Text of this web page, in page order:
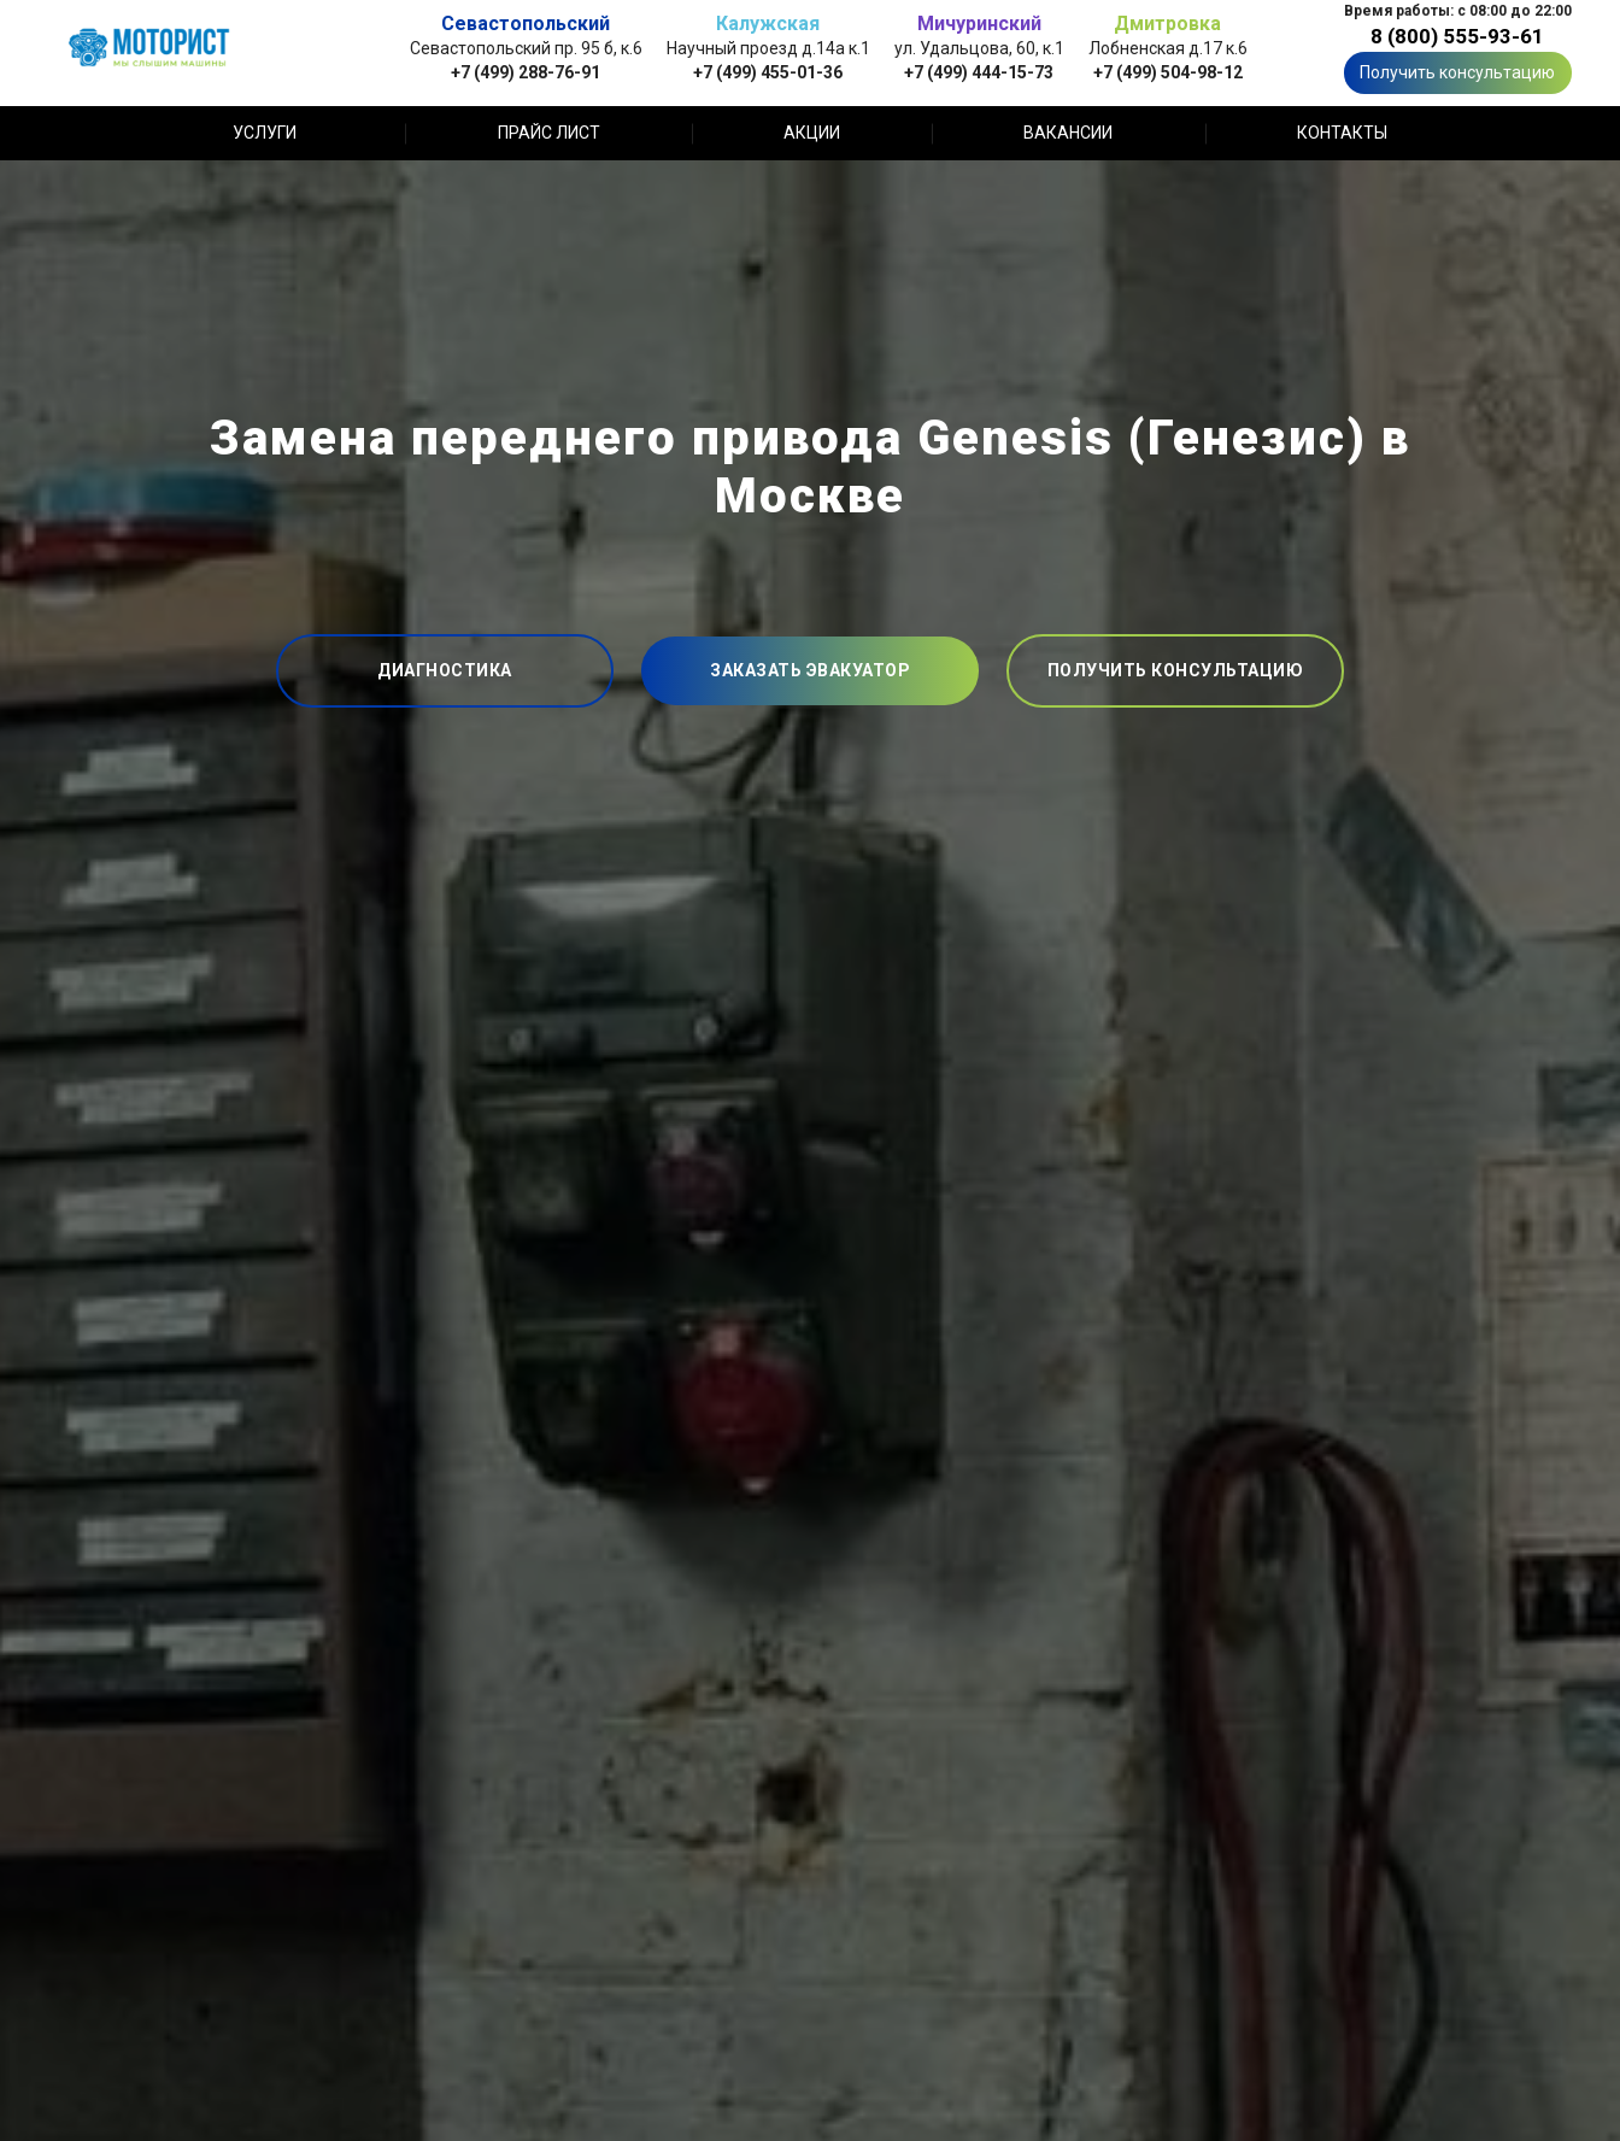
Севастопольский
Севастопольский пр. 95 б, к.6
+7 (499) 288-76-91
Калужская
Научный проезд д.14а к.1
+7 (499) 455-01-36
Мичуринский
ул. Удальцова, 60, к.1
+7 (499) 444-15-73
Дмитровка
Лобненская д.17 к.6
+7 (499) 504-98-12
Время работы: с 08:00 до 22:00
8 (800) 555-93-61
Получить консультацию
УСЛУГИ ПРАЙС ЛИСТ АКЦИИ ВАКАНСИИ КОНТАКТЫ
Замена переднего привода Genesis (Генезис) в
Москве
ДИАГНОСТИКА ЗАКАЗАТЬ ЭВАКУАТОР ПОЛУЧИТЬ КОНСУЛЬТАЦИЮ